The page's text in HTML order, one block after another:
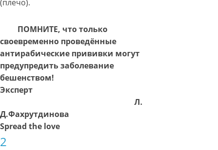
(плечо).
ПОМНИТЕ, что только
своевременно проведённые
антирабические прививки могут
предупредить заболевание
бешенством!
Эксперт
Л.
Д.Фахрутдинова
Spread the love
2